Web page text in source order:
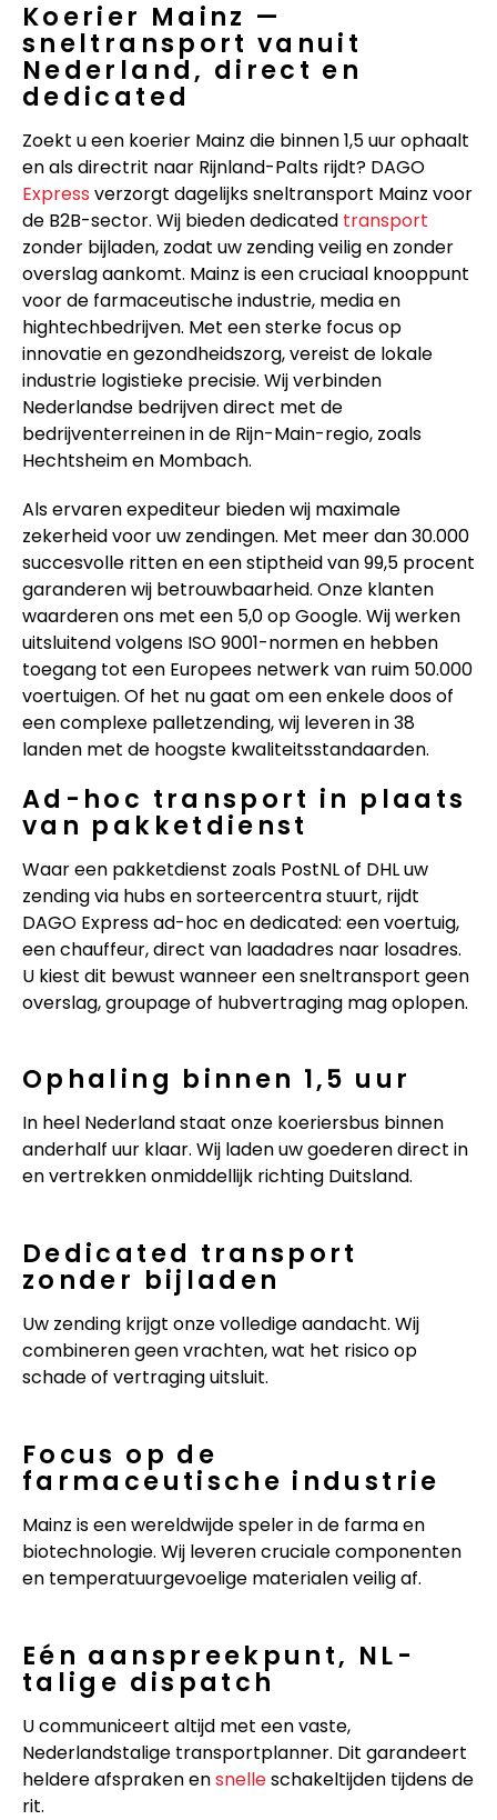
Koerier Mainz —
sneltransport vanuit
Nederland, direct en
dedicated
Zoekt u een koerier Mainz die binnen 1,5 uur ophaalt
en als directrit naar Rijnland-Palts rijdt? DAGO
Express verzorgt dagelijks sneltransport Mainz voor
de B2B-sector. Wij bieden dedicated transport
zonder bijladen, zodat uw zending veilig en zonder
overslag aankomt. Mainz is een cruciaal knooppunt
voor de farmaceutische industrie, media en
hightechbedrijven. Met een sterke focus op
innovatie en gezondheidszorg, vereist de lokale
industrie logistieke precisie. Wij verbinden
Nederlandse bedrijven direct met de
bedrijventerreinen in de Rijn-Main-regio, zoals
Hechtsheim en Mombach.
Als ervaren expediteur bieden wij maximale
zekerheid voor uw zendingen. Met meer dan 30.000
succesvolle ritten en een stiptheid van 99,5 procent
garanderen wij betrouwbaarheid. Onze klanten
waarderen ons met een 5,0 op Google. Wij werken
uitsluitend volgens ISO 9001-normen en hebben
toegang tot een Europees netwerk van ruim 50.000
voertuigen. Of het nu gaat om een enkele doos of
een complexe palletzending, wij leveren in 38
landen met de hoogste kwaliteitsstandaarden.
Ad-hoc transport in plaats
van pakketdienst
Waar een pakketdienst zoals PostNL of DHL uw
zending via hubs en sorteercentra stuurt, rijdt
DAGO Express ad-hoc en dedicated: een voertuig,
een chauffeur, direct van laadadres naar losadres.
U kiest dit bewust wanneer een sneltransport geen
overslag, groupage of hubvertraging mag oplopen.
Ophaling binnen 1,5 uur
In heel Nederland staat onze koeriersbus binnen
anderhalf uur klaar. Wij laden uw goederen direct in
en vertrekken onmiddellijk richting Duitsland.
Dedicated transport
zonder bijladen
Uw zending krijgt onze volledige aandacht. Wij
combineren geen vrachten, wat het risico op
schade of vertraging uitsluit.
Focus op de
farmaceutische industrie
Mainz is een wereldwijde speler in de farma en
biotechnologie. Wij leveren cruciale componenten
en temperatuurgevoelige materialen veilig af.
Eén aanspreekpunt, NL-
talige dispatch
U communiceert altijd met een vaste,
Nederlandstalige transportplanner. Dit garandeert
heldere afspraken ensnelleschakeltijden tijdens de
rit.